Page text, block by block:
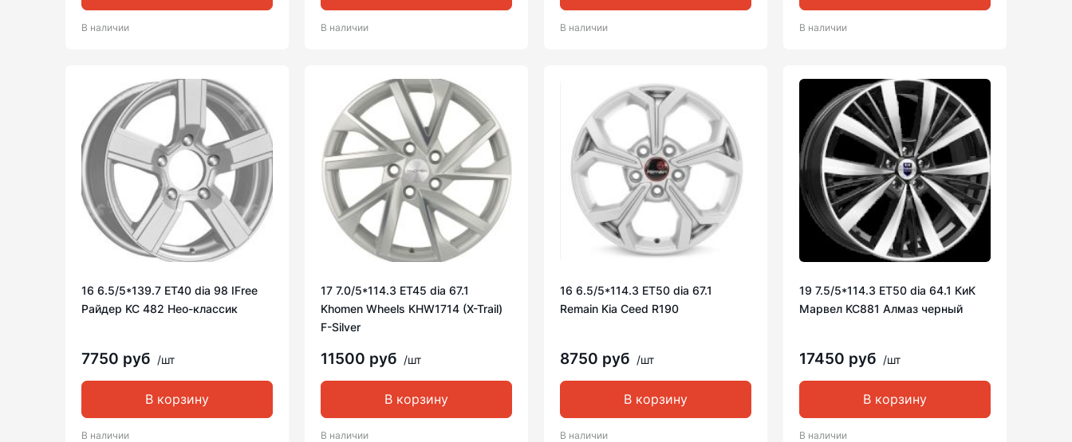
В наличии В наличии В наличии В наличии
16 6.5/5*139.7 ET40 dia 98 IFree
Райдер KC 482 Нео-классик
7750 руб /шт
В корзину
В наличии
17 7.0/5*114.3 ET45 dia 67.1
Khomen Wheels KHW1714 (X-Trail)
F-Silver
11500 руб /шт
В корзину
В наличии
16 6.5/5*114.3 ET50 dia 67.1
Remain Kia Ceed R190
8750 руб /шт
В корзину
В наличии
19 7.5/5*114.3 ET50 dia 64.1 КиК
Марвел KC881 Алмаз черный
17450 руб /шт
В корзину
В наличии